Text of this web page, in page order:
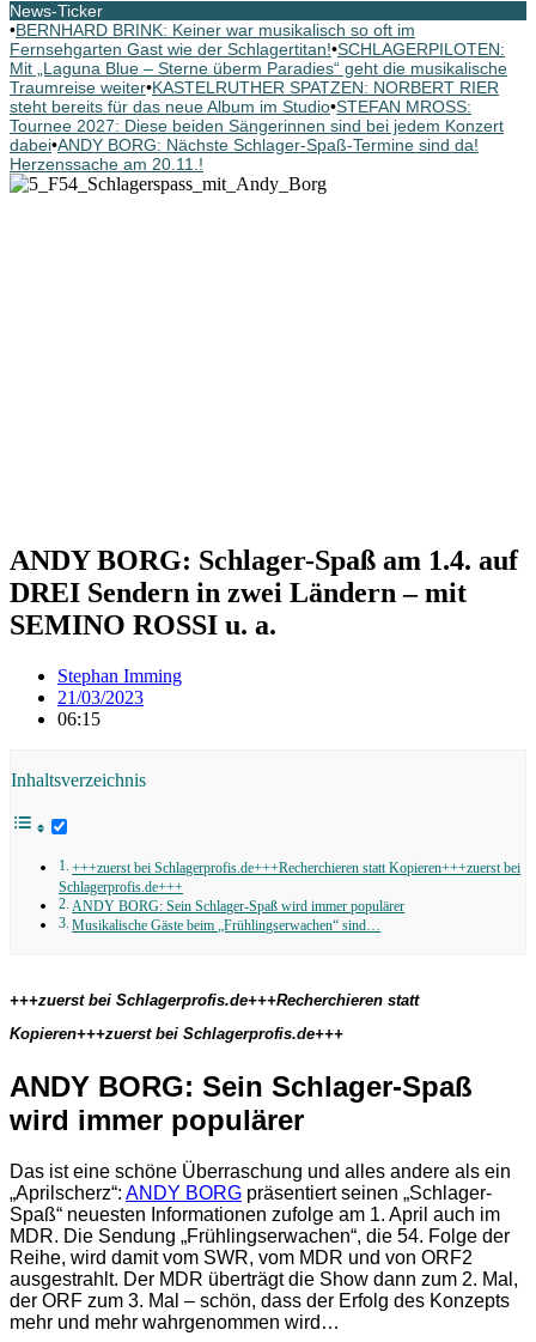
News-Ticker
•BERNHARD BRINK: Keiner war musikalisch so oft im
Fernsehgarten Gast wie der Schlagertitan!•SCHLAGERPILOTEN:
Mit „Laguna Blue – Sterne überm Paradies“ geht die musikalische
Traumreise weiter•KASTELRUTHER SPATZEN: NORBERT RIER
steht bereits für das neue Album im Studio•STEFAN MROSS:
Tournee 2027: Diese beiden Sängerinnen sind bei jedem Konzert
dabei•ANDY BORG: Nächste Schlager-Spaß-Termine sind da!
Herzenssache am 20.11.!
ANDY BORG: Schlager-Spaß am 1.4. auf
DREI Sendern in zwei Ländern – mit
SEMINO ROSSI u. a.
Stephan Imming
21/03/2023
06:15
Inhaltsverzeichnis
+++zuerst bei Schlagerprofis.de+++Recherchieren statt Kopieren+++zuerst bei
Schlagerprofis.de+++
ANDY BORG: Sein Schlager-Spaß wird immer populärer
Musikalische Gäste beim „Frühlingserwachen“ sind…
+++zuerst bei Schlagerprofis.de+++Recherchieren statt
Kopieren+++zuerst bei Schlagerprofis.de+++
ANDY BORG: Sein Schlager-Spaß
wird immer populärer
Das ist eine schöne Überraschung und alles andere als ein
„Aprilscherz“: ANDY BORG präsentiert seinen „Schlager-
Spaß“ neuesten Informationen zufolge am 1. April auch im
MDR. Die Sendung „Frühlingserwachen“, die 54. Folge der
Reihe, wird damit vom SWR, vom MDR und von ORF2
ausgestrahlt. Der MDR überträgt die Show dann zum 2. Mal,
der ORF zum 3. Mal – schön, dass der Erfolg des Konzepts
mehr und mehr wahrgenommen wird…